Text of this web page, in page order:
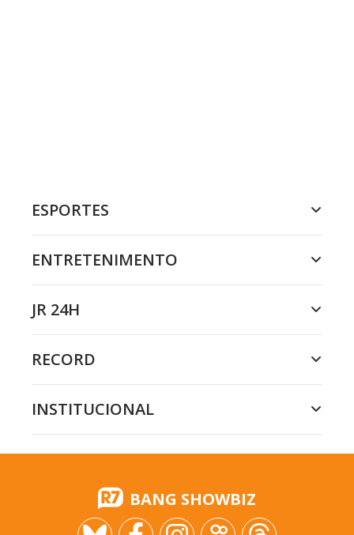
ESPORTES
ENTRETENIMENTO
JR 24H
RECORD
INSTITUCIONAL
BANG SHOWBIZ